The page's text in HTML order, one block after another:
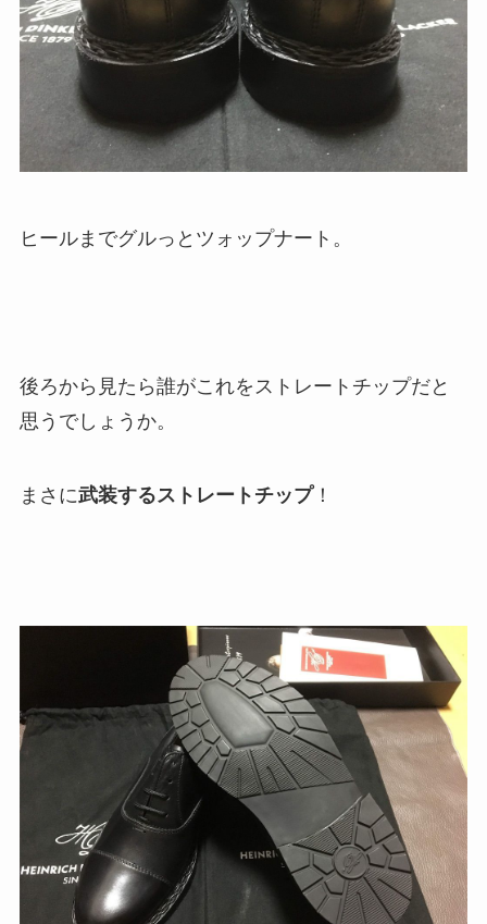
ヒールまでグルっとツォップナート。
後ろから見たら誰がこれをストレートチップだと
思うでしょうか。
まさに武装するストレートチップ！